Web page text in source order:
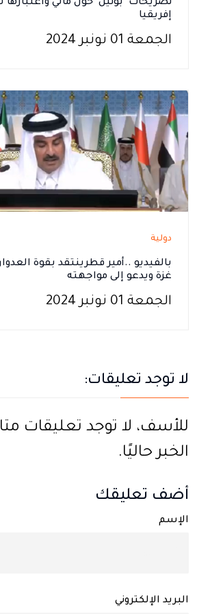
تصريحات "بوتين" حول مالي
إفريقيا
الجمعة 01 نونبر 2024
دولية
بالفيديو ..أمير قطرينتقد بقوة
غزة ويدعو إلى مواجهته
الجمعة 01 نونبر 2024
لا توجد تعليقات:
للأسف، لا توجد تعليقات
الخبر حاليًا.
أضف تعليقك
الإسم
البريد الإلكتروني